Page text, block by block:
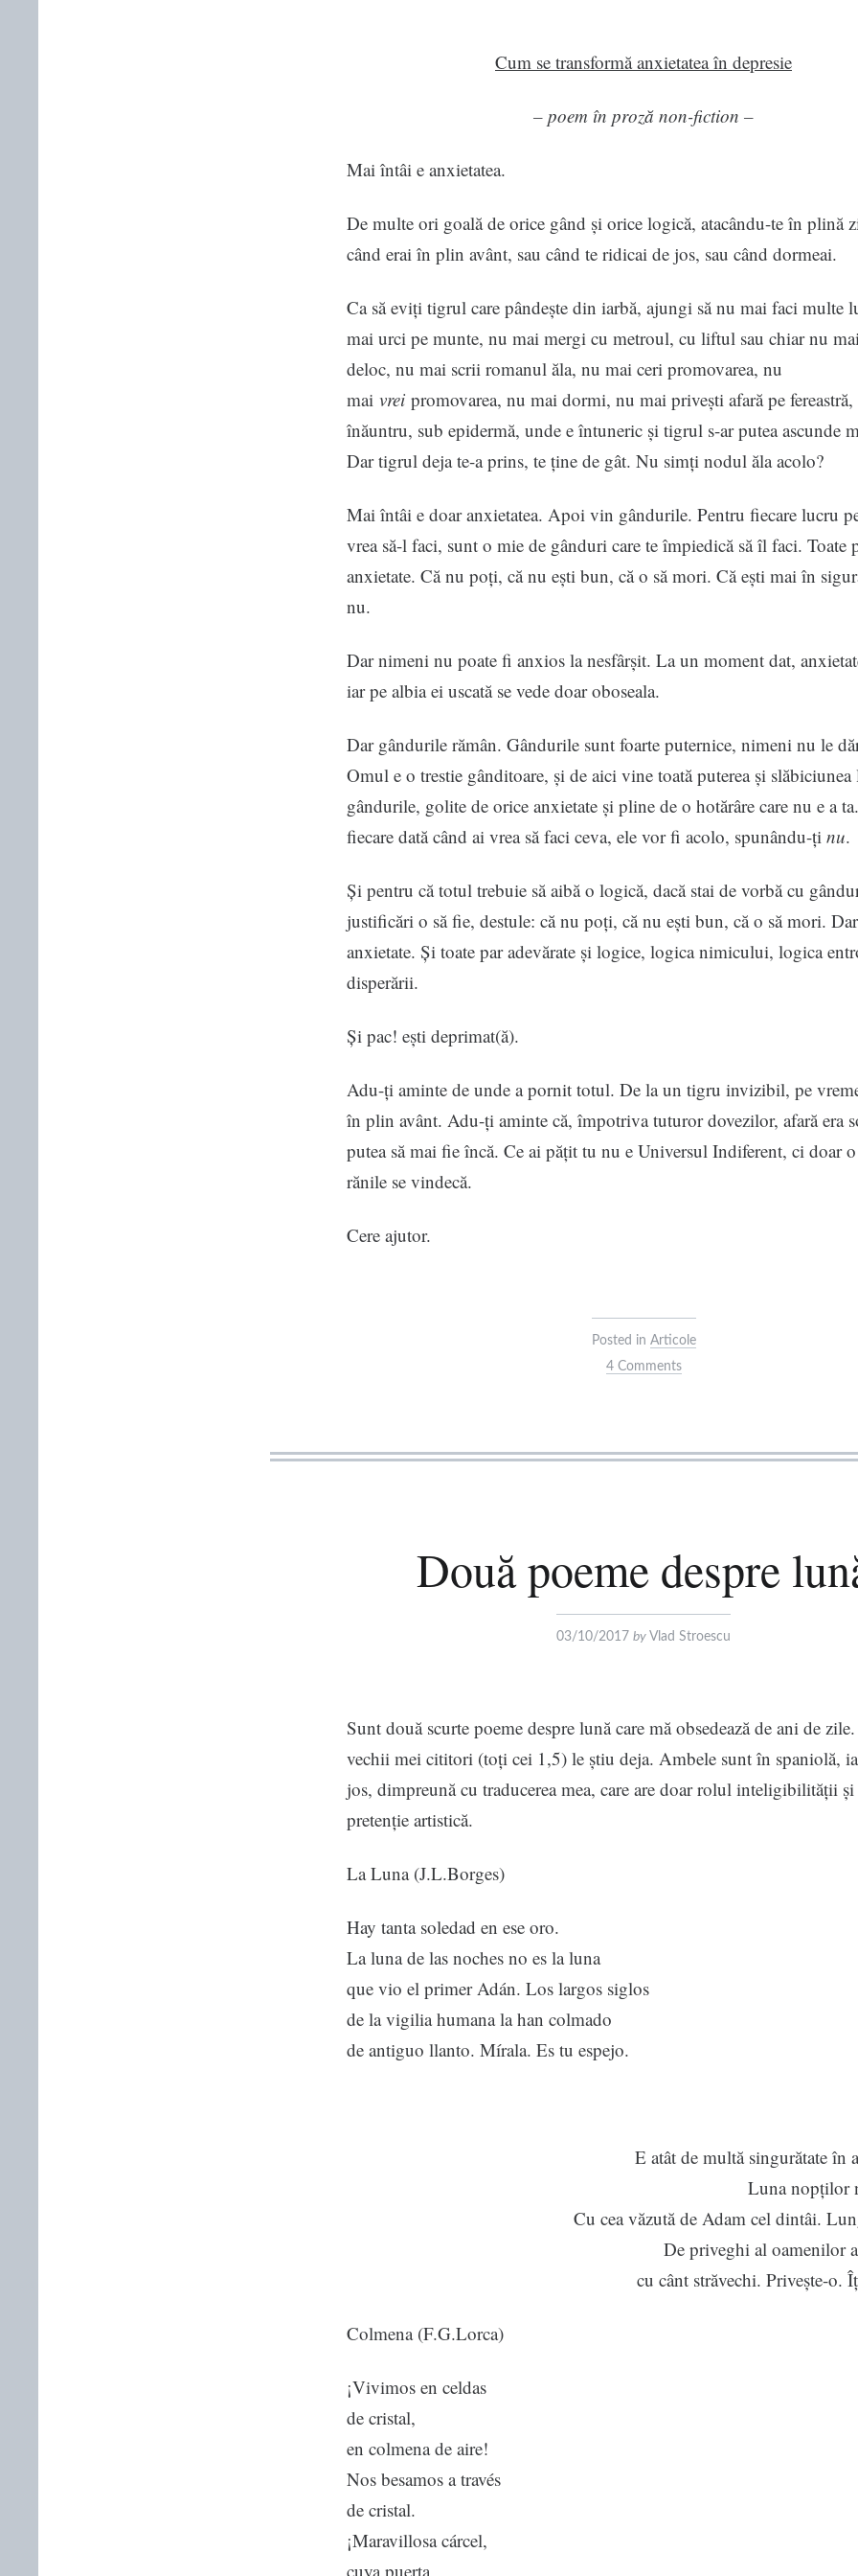
Cum se transformă anxietatea în depresie
– poem în proză non-fiction –
Mai întâi e anxietatea.
De multe ori goală de orice gând și orice logică, atacându-te în plină
când erai în plin avânt, sau când te ridicai de jos, sau când dormeai.
Ca să eviți tigrul care pândește din iarbă, ajungi să nu mai faci
mai urci pe munte, nu mai mergi cu metroul, cu liftul sau chiar nu
deloc, nu mai scrii romanul ăla, nu mai ceri promovarea, nu
mai vrei promovarea, nu mai dormi, nu mai privești afară pe
înăuntru, sub epidermă, unde e întuneric și tigrul s-ar putea ascunde
Dar tigrul deja te-a prins, te ține de gât. Nu simți nodul ăla acolo?
Mai întâi e doar anxietatea. Apoi vin gândurile. Pentru fiecare lucru
vrea să-l faci, sunt o mie de gânduri care te împiedică să îl faci. Toate
anxietate. Că nu poți, că nu ești bun, că o să mori. Că ești mai în
nu.
Dar nimeni nu poate fi anxios la nesfârșit. La un moment dat,
iar pe albia ei uscată se vede doar oboseala.
Dar gândurile rămân. Gândurile sunt foarte puternice, nimeni nu le
Omul e o trestie gânditoare, și de aici vine toată puterea și
gândurile, golite de orice anxietate și pline de o hotărâre care nu e a
fiecare dată când ai vrea să faci ceva, ele vor fi acolo, spunându-ți nu.
Și pentru că totul trebuie să aibă o logică, dacă stai de vorbă cu
justificări o să fie, destule: că nu poți, că nu ești bun, că o să mori.
anxietate. Și toate par adevărate și logice, logica nimicului, logica
disperării.
Și pac! ești deprimat(ă).
Adu-ți aminte de unde a pornit totul. De la un tigru invizibil, pe
în plin avânt. Adu-ți aminte că, împotriva tuturor dovezilor, afară era
putea să mai fie încă. Ce ai pățit tu nu e Universul Indiferent, ci doar
rănile se vindecă.
Cere ajutor.
Posted in Articole
4 Comments
Două poeme despre
03/10/2017 by Vlad Stroescu
Sunt două scurte poeme despre lună care mă obsedează de ani de
vechii mei cititori (toți cei 1,5) le știu deja. Ambele sunt în spaniolă,
jos, dimpreună cu traducerea mea, care are doar rolul inteligibilității
pretenție artistică.
La Luna (J.L.Borges)
Hay tanta soledad en ese oro.
La luna de las noches no es la luna
que vio el primer Adán. Los largos siglos
de la vigilia humana la han colmado
de antiguo llanto. Mírala. Es tu espejo.
E atât de multă singurătate în
Luna nopților
Cu cea văzută de Adam cel dintâi.
De priveghi al oamenilor
cu cânt străvechi. Privește-o.
Colmena (F.G.Lorca)
¡Vivimos en celdas
de cristal,
en colmena de aire!
Nos besamos a través
de cristal.
¡Maravillosa cárcel,
cuya puerta